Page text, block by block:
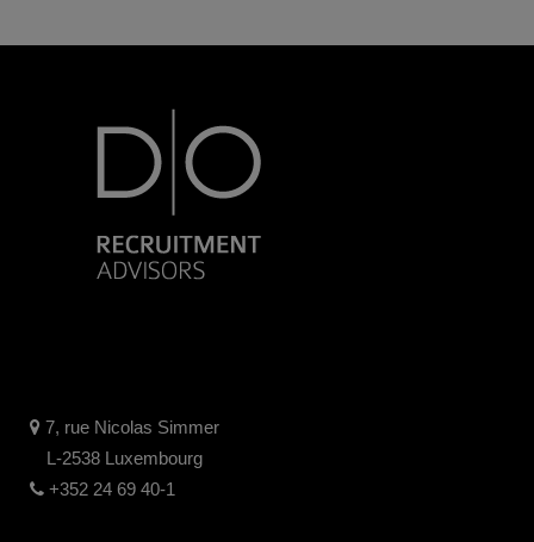
7, rue Nicolas Simmer
L-2538 Luxembourg
+352 24 69 40-1